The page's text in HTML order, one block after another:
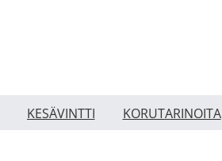
KESÄVINTTI KORUTARINOITA